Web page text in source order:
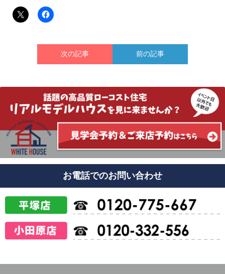
次の記事 前の記事
お電話でのお問い合わせ